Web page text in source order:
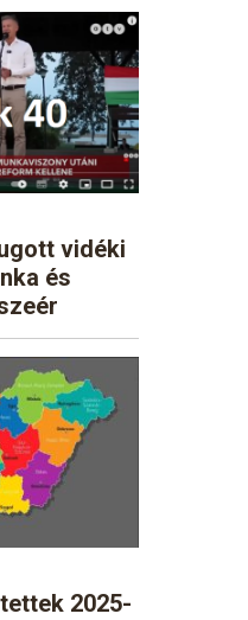
vidéki
és
2025-